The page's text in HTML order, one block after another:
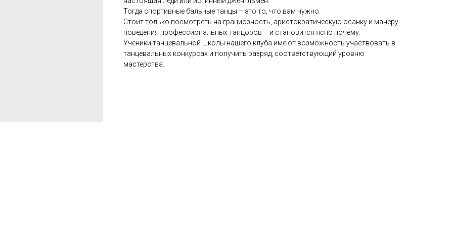
Тогда спортивные бальные танцы – это то, что вам нужно.
Стоит только посмотреть на грациозность, аристократическую осанку и манеру
поведения профессиональных танцоров – и становится ясно почему.
Ученики танцевальной школы нашего клуба имеют возможность участвовать в
танцевальных конкурсах и получить разряд, соответствующий уровню
мастерства.